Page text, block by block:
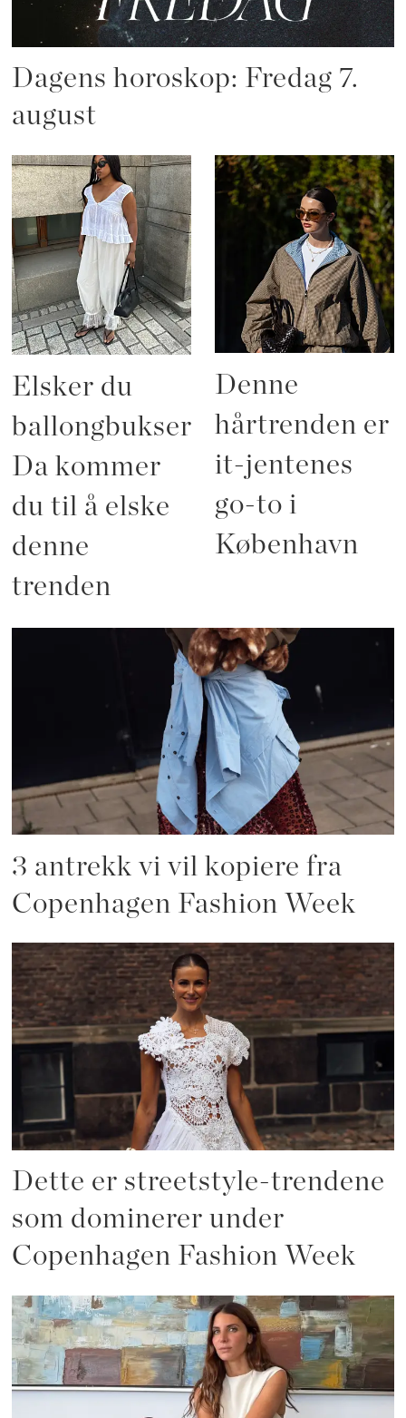
Dagens horoskop: Fredag 7.
august
Elsker du
ballongbukser?
Da kommer
du til å elske
denne
trenden
Denne
hårtrenden er
it-jentenes
go-to i
København
3 antrekk vi vil kopiere fra
Copenhagen Fashion Week
Dette er streetstyle-trendene
som dominerer under
Copenhagen Fashion Week